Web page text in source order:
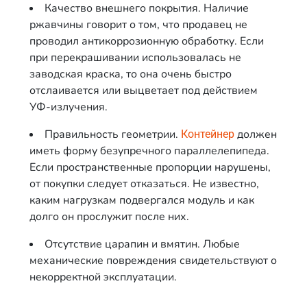
Качество внешнего покрытия. Наличие
ржавчины говорит о том, что продавец не
проводил антикоррозионную обработку. Если
при перекрашивании использовалась не
заводская краска, то она очень быстро
отслаивается или выцветает под действием
УФ-излучения.
Правильность геометрии. Контейнердолжен
иметь форму безупречного параллелепипеда.
Если пространственные пропорции нарушены,
от покупки следует отказаться. Не известно,
каким нагрузкам подвергался модуль и как
долго он прослужит после них.
Отсутствие царапин и вмятин. Любые
механические повреждения свидетельствуют о
некорректной эксплуатации.